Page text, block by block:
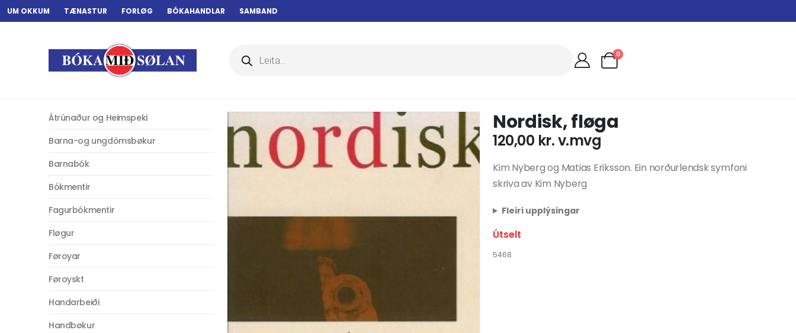
UM OKKUM TÆNASTUR FORLØG BÓKAHANDLAR SAMBAND
search 0
Nordisk, fløga
120,00 kr.v.mvg
Kim Nyberg og Matias Eriksson. Ein norðurlendsk symfoni
skriva av Kim Nyberg
Fleiri upplýsingar
Útselt
5468
Átrúnaður og Heimspeki
Barna-og ungdómsbøkur
Barnabók
Bókmentir
Fagurbókmentir
Fløgur
Føroyar
Føroyskt
Handarbeiði
Handbøkur